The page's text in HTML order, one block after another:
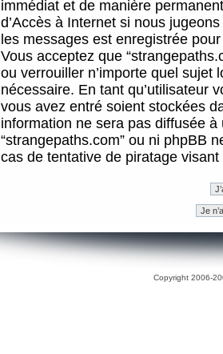
immédiat et de manière
d’Accès à Internet si nous
les messages est enregistrée
Vous acceptez que
ou verrouiller n’importe quel sujet
nécessaire. En tant qu’utilisateur
vous avez entré soient stockées
information ne sera pas diffusée
“strangepaths.com” ou ni phpBB
cas de tentative de piratage
Copyright 2006-